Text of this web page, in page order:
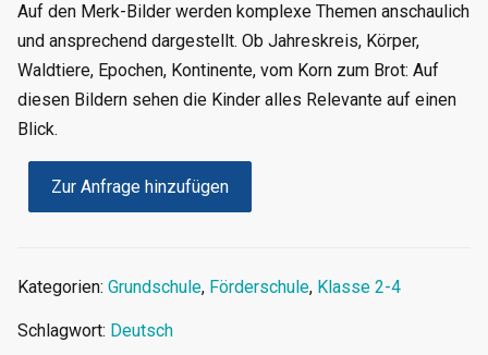
Auf den Merk-Bilder werden komplexe Themen anschaulich
und ansprechend dargestellt. Ob Jahreskreis, Körper,
Waldtiere, Epochen, Kontinente, vom Korn zum Brot: Auf
diesen Bildern sehen die Kinder alles Relevante auf einen
Blick.
Zur Anfrage hinzufügen
Kategorien: Grundschule, Förderschule, Klasse 2-4
Schlagwort: Deutsch